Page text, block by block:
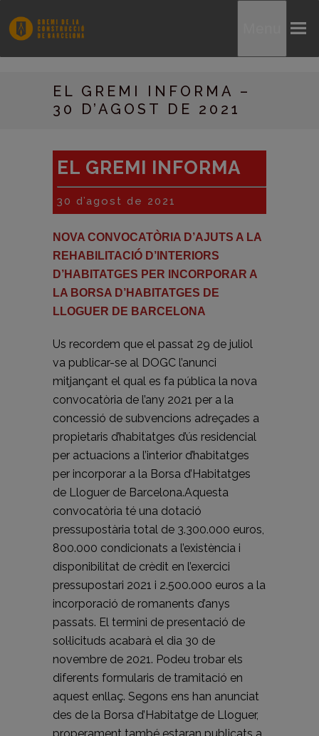
EL GREMI INFORMA –
30 D’AGOST DE 2021
EL GREMI INFORMA
30 d’agost de 2021
NOVA CONVOCATÒRIA D’AJUTS A LA
REHABILITACIÓ D’INTERIORS
D’HABITATGES PER INCORPORAR A
LA BORSA D’HABITATGES DE
LLOGUER DE BARCELONA
Us recordem que el passat 29 de juliol
va publicar-se al DOGC l’anunci
mitjançant el qual es fa pública la nova
convocatòria de l’any 2021 per a la
concessió de subvencions adreçades a
propietaris d’habitatges d’ús residencial
per actuacions a l’interior d’habitatges
per incorporar a la Borsa d’Habitatges
de Lloguer de Barcelona.Aquesta
convocatòria té una dotació
pressupostària total de 3.300.000 euros,
800.000 condicionats a l’existència i
disponibilitat de crèdit en l’exercici
pressupostari 2021 i 2.500.000 euros a la
incorporació de romanents d’anys
passats. El termini de presentació de
sol·licituds acabarà el dia 30 de
novembre de 2021. Podeu trobar els
diferents formularis de tramitació en
aquest enllaç. Segons ens han anunciat
des de la Borsa d’Habitatge de Lloguer,